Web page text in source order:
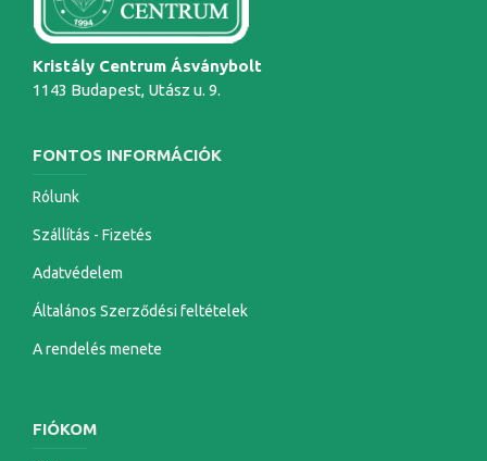
Kristály Centrum Ásványbolt
1143 Budapest, Utász u. 9.
FONTOS INFORMÁCIÓK
Rólunk
Szállítás - Fizetés
Adatvédelem
Általános Szerződési feltételek
A rendelés menete
FIÓKOM